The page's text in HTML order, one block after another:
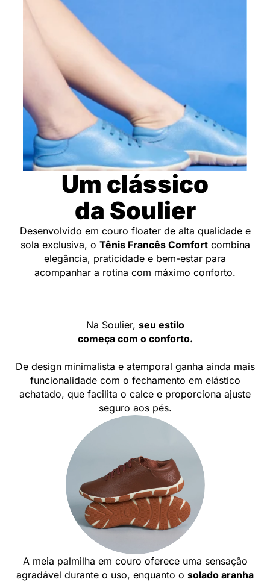
Um clássico
da Soulier
Desenvolvido em couro floater de alta qualidade e
sola exclusiva, o Tênis Francês Comfortcombina
elegância, praticidade e bem-estar para
acompanhar a rotina com máximo conforto.
Na Soulier, seu estilo
começa com o conforto.
De design minimalista e atemporal ganha ainda mais
funcionalidade com o fechamento em elástico
achatado, que facilita o calce e proporciona ajuste
seguro aos pés.
A meia palmilha em couro oferece uma sensação
agradável durante o uso, enquanto o solado aranha